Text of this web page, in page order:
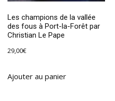
Les champions de la vallée
des fous à Port-la-Forêt par
Christian Le Pape
29,00€
Ajouter au panier